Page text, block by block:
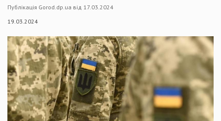
Публікація Gorod.dp.ua від 17.03.2024
19.03.2024